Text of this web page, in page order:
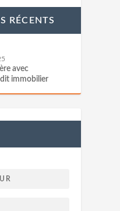
RÉCENTS
avec
immobilier